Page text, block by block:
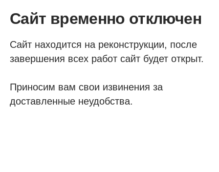
Сайт временно отключен
Сайт находится на реконструкции, после
завершения всех работ сайт будет открыт.
Приносим вам свои извинения за
доставленные неудобства.